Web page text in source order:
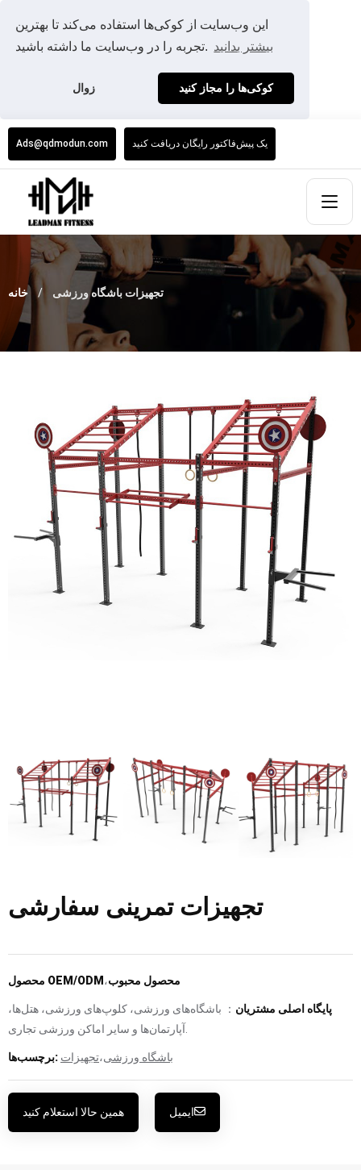
این وب‌سایت از کوکی‌ها استفاده می‌کند تا بهترین
تجربه را در وب‌سایت ما داشته باشید. بیشتر بدانید
زوال کوکی‌ها را مجاز کنید
Ads@qdmodun.com یک پیش‌فاکتور رایگان دریافت کنید
خانه تجهیزات باشگاه ورزشی
تجهیزات تمرینی سفارشی
محصول OEM/ODM ،محصول محبوب
پایگاه اصلی مشتریان ： باشگاه‌های ورزشی، کلوپ‌های ورزشی، هتل‌ها،
برچسب‌ها: تجهیزات،باشگاه ورزشی
همین حالا استعلام کنید ایمیل